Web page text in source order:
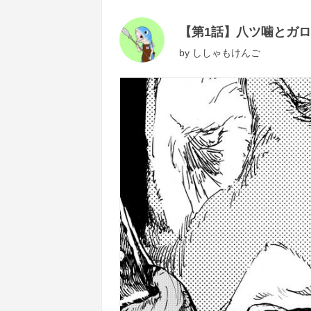
【第1話】八ツ噛とガロ
by ししゃもけんご